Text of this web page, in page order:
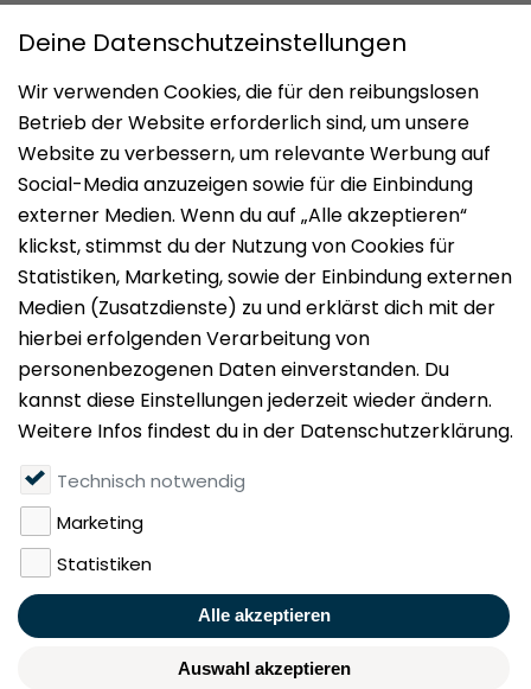
Impressum
Datenschutz
Nutzungsbedingungen
Mieten
Vermieten
Über uns
Presse
Geldwäschegesetz
Rufen Sie uns gerne an:
+49 (0)40 349 14 194